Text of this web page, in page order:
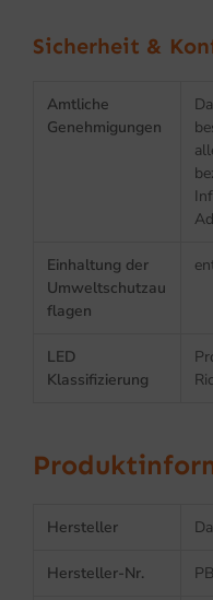
Sicherheit &
Amtliche
Genehmigungen
Einhaltung der
Umweltschutzau
flagen
LED
Klassifizierung
Hersteller
Hersteller-Nr.